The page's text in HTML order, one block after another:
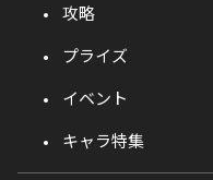
攻略
プライズ
イベント
キャラ特集